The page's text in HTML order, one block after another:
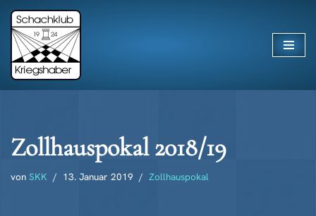
Zum
Inhalt
springen
Zollhauspokal 2018/19
von SKK 13. Januar 2019 Zollhauspokal